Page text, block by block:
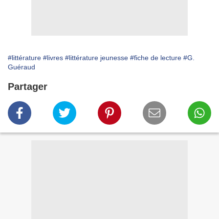
#littérature #livres #littérature jeunesse #fiche de lecture #G.
Guéraud
Partager